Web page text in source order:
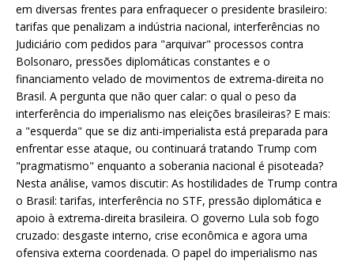
em diversas frentes para enfraquecer o presidente brasileiro:
tarifas que penalizam a indústria nacional, interferências no
Judiciário com pedidos para "arquivar" processos contra
Bolsonaro, pressões diplomáticas constantes e o
financiamento velado de movimentos de extrema-direita no
Brasil. A pergunta que não quer calar: o qual o peso da
interferência do imperialismo nas eleições brasileiras? E mais:
a "esquerda" que se diz anti-imperialista está preparada para
enfrentar esse ataque, ou continuará tratando Trump com
"pragmatismo" enquanto a soberania nacional é pisoteada?
Nesta análise, vamos discutir: As hostilidades de Trump contra
o Brasil: tarifas, interferência no STF, pressão diplomática e
apoio à extrema-direita brasileira. O governo Lula sob fogo
cruzado: desgaste interno, crise econômica e agora uma
ofensiva externa coordenada. O papel do imperialismo nas